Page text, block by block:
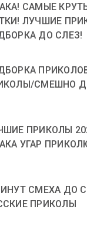
САМЫЕ
ЛУЧШИЕ
ДО СЛЕЗ!
СМЕШНО
ПРИКОЛЫ
УГАР
СМЕХА ДО
ПРИКОЛЫ